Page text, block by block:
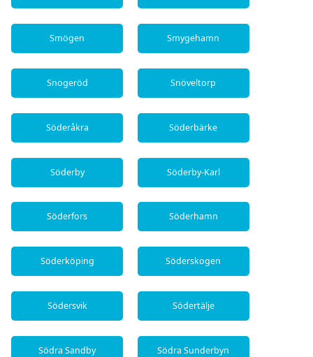
Smögen Smygehamn
Snogeröd Snöveltorp
Söderåkra Söderbärke
Söderby Söderby-Karl
Söderfors Söderhamn
Söderköping Söderskogen
Södersvik Södertälje
Södra Sandby Södra Sunderbyn